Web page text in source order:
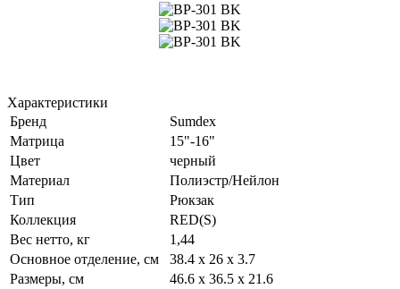
Характеристики
Бренд
Sumdex
Матрица
15"-16"
Цвет
черный
Материал
Полиэстр/Нейлон
Тип
Рюкзак
Коллекция
RED(S)
Вес нетто, кг
1,44
Основное отделение, см
38.4 x 26 x 3.7
Размеры, см
46.6 x 36.5 x 21.6